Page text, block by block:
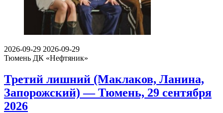
2026-09-29 2026-09-29
Тюмень ДК «Нефтяник»
Третий лишний (Маклаков, Ланина,
Запорожский) — Тюмень, 29 сентября
2026